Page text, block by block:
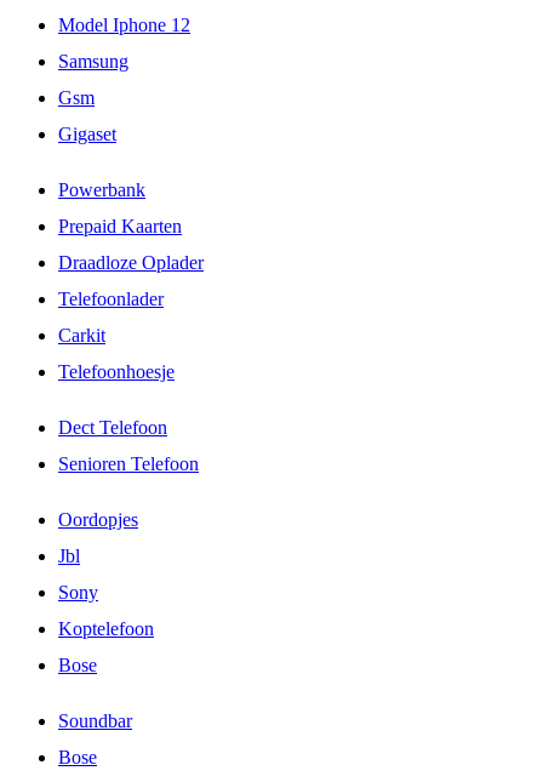
Model Iphone 12
Samsung
Gsm
Gigaset
Powerbank
Prepaid Kaarten
Draadloze Oplader
Telefoonlader
Carkit
Telefoonhoesje
Dect Telefoon
Senioren Telefoon
Oordopjes
Jbl
Sony
Koptelefoon
Bose
Soundbar
Bose